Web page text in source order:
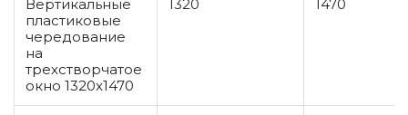
Вертикальные
пластиковые
чередование
на
трехстворчатое
окно 1320x1470
1320 1470